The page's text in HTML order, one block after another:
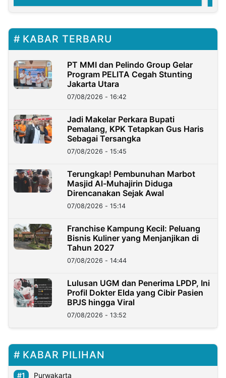
KABAR TERBARU
PT MMI dan Pelindo Group Gelar
Program PELITA Cegah Stunting
Jakarta Utara
07/08/2026 - 16:42
Jadi Makelar Perkara Bupati
Pemalang, KPK Tetapkan Gus Haris
Sebagai Tersangka
07/08/2026 - 15:45
Terungkap! Pembunuhan Marbot
Masjid Al-Muhajirin Diduga
Direncanakan Sejak Awal
07/08/2026 - 15:14
Franchise Kampung Kecil: Peluang
Bisnis Kuliner yang Menjanjikan di
Tahun 2027
07/08/2026 - 14:44
Lulusan UGM dan Penerima LPDP, Ini
Profil Dokter Elda yang Cibir Pasien
BPJS hingga Viral
07/08/2026 - 13:52
KABAR PILIHAN
Purwakarta